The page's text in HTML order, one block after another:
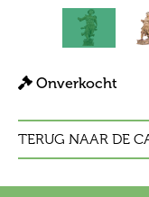
Onverkocht
TERUG NAAR DE